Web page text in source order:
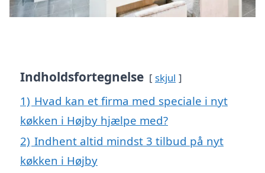
Indholdsfortegnelse skjul
1) Hvad kan et firma med speciale i nyt
køkken i Højby hjælpe med?
2) Indhent altid mindst 3 tilbud på nyt
køkken i Højby